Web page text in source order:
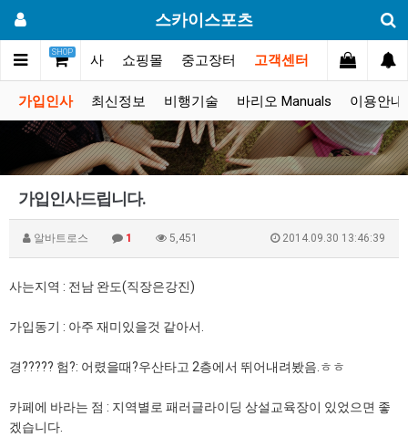
스카이스포츠
SHOP
리 대회.행사 쇼핑몰 중고장터 고객센터
가입인사 최신정보 비행기술 바리오 Manuals 이용안내
가입인사드립니다.
알바트로스 1 5,451 2014.09.30 13:46:39
사는지역 : 전남 완도(직장은강진)
가입동기 : 아주 재미있을것 같아서.
경????? 험?: 어렸을때?우산타고 2층에서 뛰어내려봤음.ㅎㅎ
카페에 바라는 점 : 지역별로 패러글라이딩 상설교육장이 있었으면 좋
겠습니다.